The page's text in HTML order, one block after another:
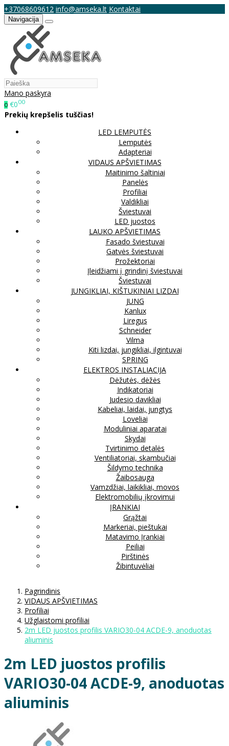
+37068609612 info@amseka.lt Kontaktai
Navigacija
Mano paskyra
0 €000
Prekių krepšelis tuščias!
LED LEMPUTĖS
Lemputės
Adapteriai
VIDAUS APŠVIETIMAS
Maitinimo šaltiniai
Panelės
Profiliai
Valdikliai
Šviestuvai
LED juostos
LAUKO APŠVIETIMAS
Fasado šviestuvai
Gatvės šviestuvai
Prožektoriai
Įleidžiami į grindinį šviestuvai
Šviestuvai
JUNGIKLIAI, KIŠTUKINIAI LIZDAI
JUNG
Kanlux
Liregus
Schneider
Vilma
Kiti lizdai, jungikliai, ilgintuvai
SPRING
ELEKTROS INSTALIACIJA
Dėžutės, dėžės
Indikatoriai
Judesio davikliai
Kabeliai, laidai, jungtys
Loveliai
Moduliniai aparatai
Skydai
Tvirtinimo detalės
Ventiliatoriai, skambučiai
Šildymo technika
Žaibosauga
Vamzdžiai, laikikliai, movos
Elektromobilių įkrovimui
ĮRANKIAI
Grąžtai
Markeriai, pieštukai
Matavimo Įrankiai
Peiliai
Pirštinės
Žibintuvėliai
Pagrindinis
VIDAUS APŠVIETIMAS
Profiliai
Užglaistomi profiliai
2m LED juostos profilis VARIO30-04 ACDE-9, anoduotas
aliuminis
2m LED juostos profilis
VARIO30-04 ACDE-9, anoduotas
aliuminis